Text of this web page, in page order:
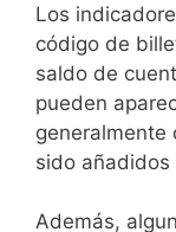
Los
código de
saldo de
pueden
generalmente
sido
Además,